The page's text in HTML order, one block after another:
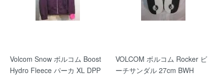
Volcom Snow ボルコム Boost
Hydro Fleece パーカ XL DPP
VOLCOM ボルコム Rocker ビ
ーチサンダル 27cm BWH